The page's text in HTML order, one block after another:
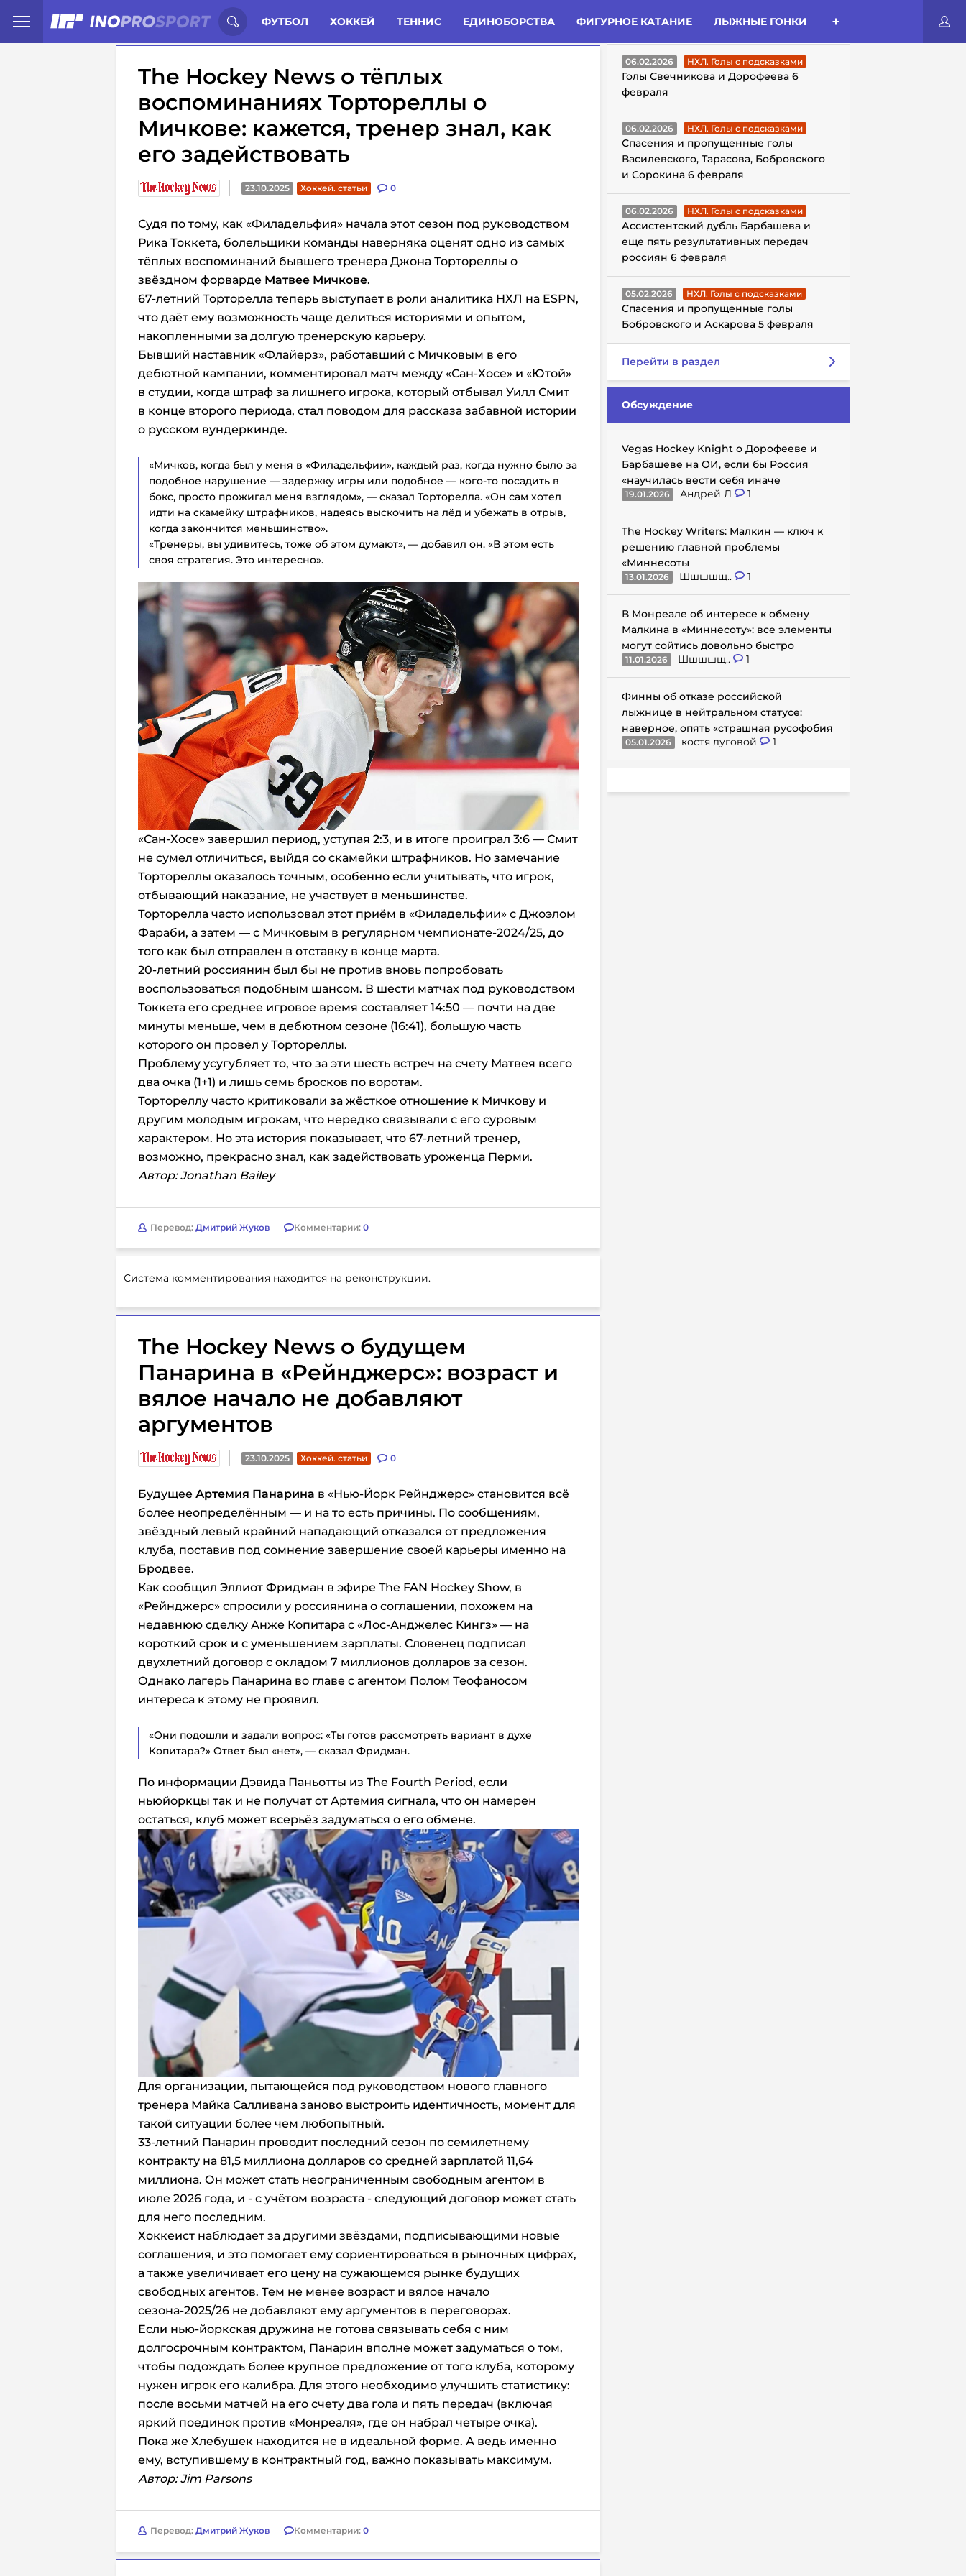
ФУТБОЛ ХОККЕЙ ТЕННИС ЕДИНОБОРСТВА ФИГУРНОЕ КАТАНИЕ ЛЫЖНЫЕ ГОНКИ
Иностранцы о спорте России: Статьи Комменты Новости
The Hockey News о тёплых
воспоминаниях Тортореллы о
Мичкове: кажется, тренер знал, как
его задействовать
23.10.2025 Хоккей. статьи 0
Судя по тому, как «Филадельфия» начала этот сезон под руководством
Рика Токкета, болельщики команды наверняка оценят одно из самых
тёплых воспоминаний бывшего тренера Джона Тортореллы о
звёздном форварде Матвее Мичкове.
67-летний Торторелла теперь выступает в роли аналитика НХЛ на ESPN,
что даёт ему возможность чаще делиться историями и опытом,
накопленными за долгую тренерскую карьеру.
Бывший наставник «Флайерз», работавший с Мичковым в его
дебютной кампании, комментировал матч между «Сан-Хосе» и «Ютой»
в студии, когда штраф за лишнего игрока, который отбывал Уилл Смит
в конце второго периода, стал поводом для рассказа забавной истории
о русском вундеркинде.
«Мичков, когда был у меня в «Филадельфии», каждый раз, когда нужно было за
подобное нарушение — задержку игры или подобное — кого-то посадить в
бокс, просто прожигал меня взглядом», — сказал Торторелла. «Он сам хотел
идти на скамейку штрафников, надеясь выскочить на лёд и убежать в отрыв,
когда закончится меньшинство».
«Тренеры, вы удивитесь, тоже об этом думают», — добавил он. «В этом есть
своя стратегия. Это интересно».
«Сан-Хосе» завершил период, уступая 2:3, и в итоге проиграл 3:6 — Смит
не сумел отличиться, выйдя со скамейки штрафников. Но замечание
Тортореллы оказалось точным, особенно если учитывать, что игрок,
отбывающий наказание, не участвует в меньшинстве.
Торторелла часто использовал этот приём в «Филадельфии» с Джоэлом
Фараби, а затем — с Мичковым в регулярном чемпионате-2024/25, до
того как был отправлен в отставку в конце марта.
20-летний россиянин был бы не против вновь попробовать
воспользоваться подобным шансом. В шести матчах под руководством
Токкета его среднее игровое время составляет 14:50 — почти на две
минуты меньше, чем в дебютном сезоне (16:41), большую часть
которого он провёл у Тортореллы.
Проблему усугубляет то, что за эти шесть встреч на счету Матвея всего
два очка (1+1) и лишь семь бросков по воротам.
Тортореллу часто критиковали за жёсткое отношение к Мичкову и
другим молодым игрокам, что нередко связывали с его суровым
характером. Но эта история показывает, что 67-летний тренер,
возможно, прекрасно знал, как задействовать уроженца Перми.
Автор: Jonathan Bailey
Перевод: Дмитрий Жуков Комментарии: 0
Система комментирования находится на реконструкции.
The Hockey News о будущем
Панарина в «Рейнджерс»: возраст и
вялое начало не добавляют
аргументов
23.10.2025 Хоккей. статьи 0
Будущее Артемия Панарина в «Нью-Йорк Рейнджерс» становится всё
более неопределённым — и на то есть причины. По сообщениям,
звёздный левый крайний нападающий отказался от предложения
клуба, поставив под сомнение завершение своей карьеры именно на
Бродвее.
Как сообщил Эллиот Фридман в эфире The FAN Hockey Show, в
«Рейнджерс» спросили у россиянина о соглашении, похожем на
недавнюю сделку Анже Копитара с «Лос-Анджелес Кингз» — на
короткий срок и с уменьшением зарплаты. Словенец подписал
двухлетний договор с окладом 7 миллионов долларов за сезон.
Однако лагерь Панарина во главе с агентом Полом Теофаносом
интереса к этому не проявил.
«Они подошли и задали вопрос: «Ты готов рассмотреть вариант в духе
Копитара?» Ответ был «нет», — сказал Фридман.
По информации Дэвида Паньотты из The Fourth Period, если
ньюйоркцы так и не получат от Артемия сигнала, что он намерен
остаться, клуб может всерьёз задуматься о его обмене.
Для организации, пытающейся под руководством нового главного
тренера Майка Салливана заново выстроить идентичность, момент для
такой ситуации более чем любопытный.
33-летний Панарин проводит последний сезон по семилетнему
контракту на 81,5 миллиона долларов со средней зарплатой 11,64
миллиона. Он может стать неограниченным свободным агентом в
июле 2026 года, и - с учётом возраста - следующий договор может стать
для него последним.
Хоккеист наблюдает за другими звёздами, подписывающими новые
соглашения, и это помогает ему сориентироваться в рыночных цифрах,
а также увеличивает его цену на сужающемся рынке будущих
свободных агентов. Тем не менее возраст и вялое начало
сезона-2025/26 не добавляют ему аргументов в переговорах.
Если нью-йоркская дружина не готова связывать себя с ним
долгосрочным контрактом, Панарин вполне может задуматься о том,
чтобы подождать более крупное предложение от того клуба, которому
нужен игрок его калибра. Для этого необходимо улучшить статистику:
после восьми матчей на его счету два гола и пять передач (включая
яркий поединок против «Монреаля», где он набрал четыре очка).
Пока же Хлебушек находится не в идеальной форме. А ведь именно
ему, вступившему в контрактный год, важно показывать максимум.
Автор: Jim Parsons
Перевод: Дмитрий Жуков Комментарии: 0
ГОЛЫ С ПОДСКАЗКАМИ
06.02.2026 НХЛ. Голы с подсказками
Голы Свечникова и Дорофеева 6
февраля
06.02.2026 НХЛ. Голы с подсказками
Спасения и пропущенные голы
Василевского, Тарасова, Бобровского
и Сорокина 6 февраля
06.02.2026 НХЛ. Голы с подсказками
Ассистентский дубль Барбашева и
еще пять результативных передач
россиян 6 февраля
05.02.2026 НХЛ. Голы с подсказками
Спасения и пропущенные голы
Бобровского и Аскарова 5 февраля
Перейти в раздел
Обсуждение
Vegas Hockey Knight о Дорофееве и
Барбашеве на ОИ, если бы Россия
«научилась вести себя иначе
19.01.2026 Андрей Л 1
The Hockey Writers: Малкин — ключ к
решению главной проблемы
«Миннесоты
13.01.2026 Шшшшщ.. 1
В Монреале об интересе к обмену
Малкина в «Миннесоту»: все элементы
могут сойтись довольно быстро
11.01.2026 Шшшшщ.. 1
Финны об отказе российской
лыжнице в нейтральном статусе:
наверное, опять «страшная русофобия
05.01.2026 костя луговой 1